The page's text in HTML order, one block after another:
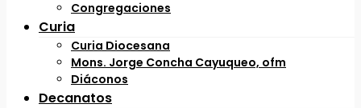
Congregaciones
Curia
Curia Diocesana
Mons. Jorge Concha Cayuqueo, ofm
Diáconos
Decanatos